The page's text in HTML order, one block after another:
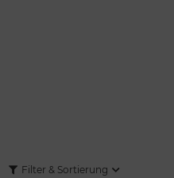
Filter & Sortierung